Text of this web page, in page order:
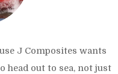
J Composites wants
head out to sea, not just